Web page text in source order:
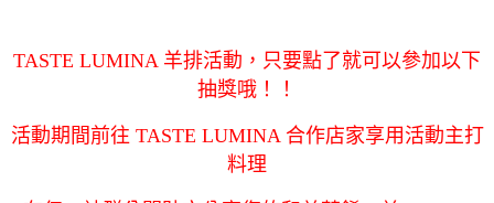
TASTE LUMINA 羊排活動，只要點了就可以參加以下
抽獎哦！！
活動期間前往 TASTE LUMINA 合作店家享用活動主打
料理